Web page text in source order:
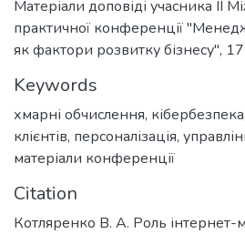
Матеріали доповіді учасника ІІ
практичної конференції
як фактори розвитку бізнесу",
Keywords
хмарні обчислення, кібербезпека,
клієнтів, персоналізація,
матеріали конференції
Citation
Котляренко В. А. Роль інтернет-